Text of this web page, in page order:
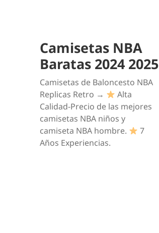
Camisetas NBA
Baratas 2024 2025
Camisetas de Baloncesto NBA
Replicas Retro →
Alta
Calidad-Precio de las mejores
camisetas NBA niños y
camiseta NBA hombre.
7
Años Experiencias.